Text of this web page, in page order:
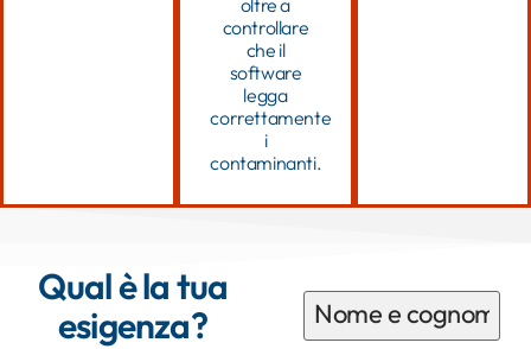
controllare
che il
software
legga
correttamente
i
contaminanti.
Qual è la tua
esigenza?